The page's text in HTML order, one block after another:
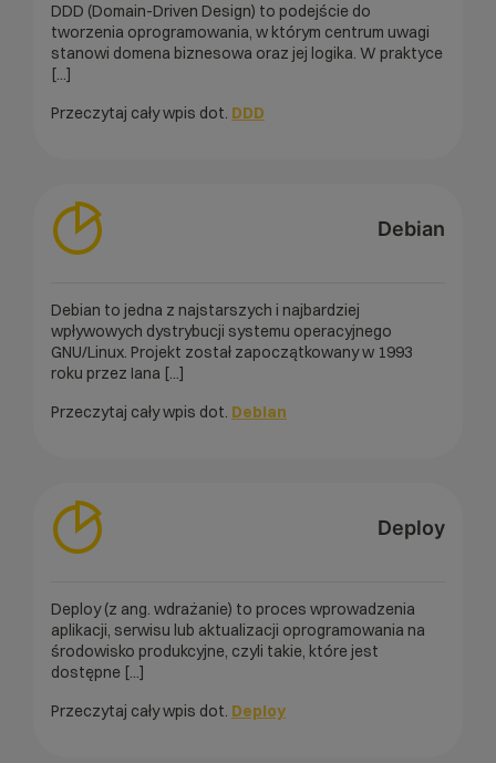
DDD (Domain-Driven Design) to podejście do
tworzenia oprogramowania, w którym centrum uwagi
stanowi domena biznesowa oraz jej logika. W praktyce
[...]
Przeczytaj cały wpis dot. DDD
Debian
Debian to jedna z najstarszych i najbardziej
wpływowych dystrybucji systemu operacyjnego
GNU/Linux. Projekt został zapoczątkowany w 1993
roku przez Iana [...]
Przeczytaj cały wpis dot. Debian
Deploy
Deploy (z ang. wdrażanie) to proces wprowadzenia
aplikacji, serwisu lub aktualizacji oprogramowania na
środowisko produkcyjne, czyli takie, które jest
dostępne [...]
Przeczytaj cały wpis dot. Deploy